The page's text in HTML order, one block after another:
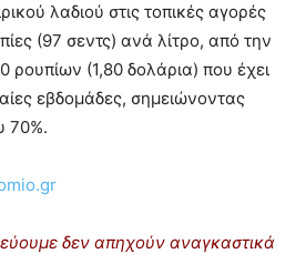
λαδιού στις τοπικές αγορές
(97 σεντς) ανά λίτρο, από την
ρουπίων (1,80 δολάρια) που έχει
εβδομάδες, σημειώνοντας
70%.
δεν απηχούν αναγκαστικά